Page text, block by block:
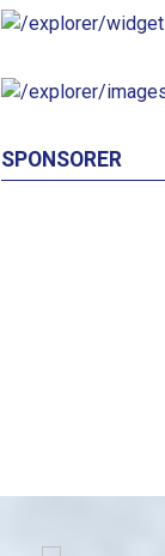
SPONSORER